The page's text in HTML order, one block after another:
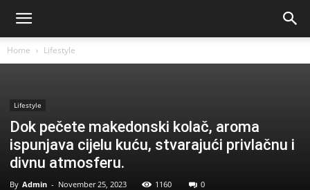
Home Lifestyle
Lifestyle
Dok pečete makedonski kolač, aroma
ispunjava cijelu kuću, stvarajući privlačnu i
divnu atmosferu.
By Admin - November 25, 2023 1160 0